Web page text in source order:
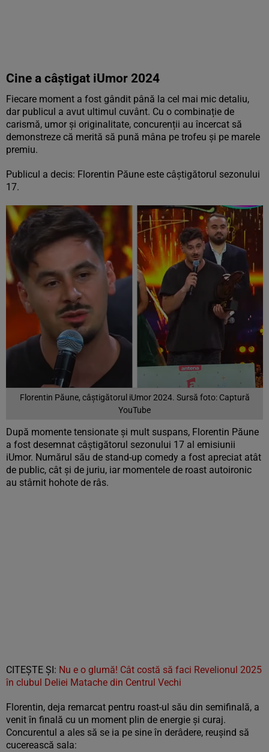
Cine a câștigat iUmor 2024
Fiecare moment a fost gândit până la cel mai mic detaliu,
dar publicul a avut ultimul cuvânt. Cu o combinație de
carismă, umor și originalitate, concurenții au încercat să
demonstreze că merită să pună mâna pe trofeu și pe marele
premiu.
Publicul a decis: Florentin Păune este câștigătorul sezonului
17.
Florentin Păune, câștigătorul iUmor 2024. Sursă foto: Captură
YouTube
După momente tensionate și mult suspans, Florentin Păune
a fost desemnat câștigătorul sezonului 17 al emisiunii
iUmor. Numărul său de stand-up comedy a fost apreciat atât
de public, cât și de juriu, iar momentele de roast autoironic
au stârnit hohote de râs.
CITEȘTE ȘI: Nu e o glumă! Cât costă să faci Revelionul 2025
în clubul Deliei Matache din Centrul Vechi
Florentin, deja remarcat pentru roast-ul său din semifinală, a
venit în finală cu un moment plin de energie și curaj.
Concurentul a ales să se ia pe sine în derâdere, reușind să
cucerească sala: